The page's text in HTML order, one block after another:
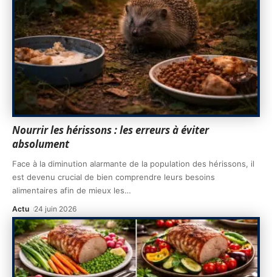
Nourrir les hérissons : les erreurs à éviter
absolument
Face à la diminution alarmante de la population des hérissons, il
est devenu crucial de bien comprendre leurs besoins
alimentaires afin de mieux les…
Actu 24 juin 2026